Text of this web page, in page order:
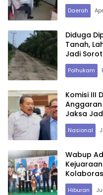
Daerah
Diduga
Tanah,
Jadi
Polhukam
Komisi III
Anggaran
Jaksa
Nasional
Wabup
UMKM
Hiburan